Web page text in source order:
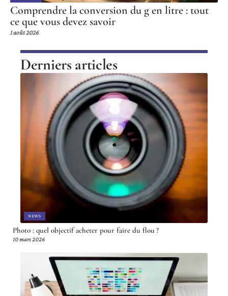
Comprendre la conversion du g en litre : tout
ce que vous devez savoir
1 août 2026
Derniers articles
NEWS
Photo : quel objectif acheter pour faire du flou ?
10 mars 2026